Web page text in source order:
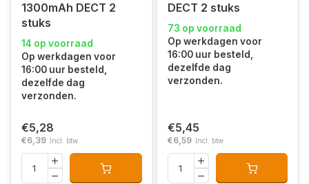
1300mAh DECT 2
stuks
14 op voorraad
Op werkdagen voor
16:00 uur besteld,
dezelfde dag
verzonden.
€5,28
€6,39 Incl. btw
DECT 2 stuks
73 op voorraad
Op werkdagen voor
16:00 uur besteld,
dezelfde dag
verzonden.
€5,45
€6,59 Incl. btw